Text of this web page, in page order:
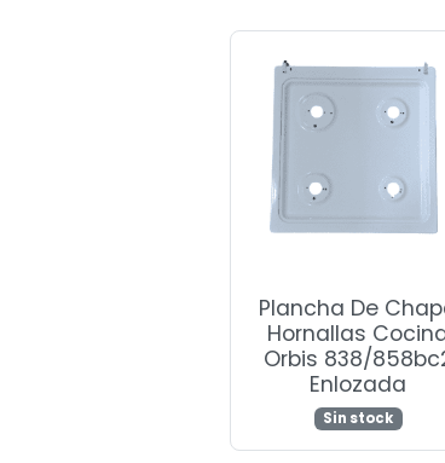
Plancha De
Hornallas
Orbis 838/
Enlozada
Sin stock